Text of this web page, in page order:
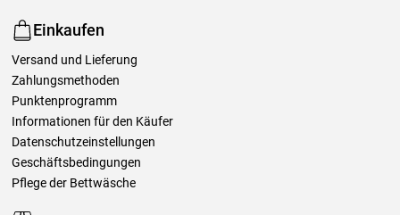
Einkaufen
Versand und Lieferung
Zahlungsmethoden
Punktenprogramm
Informationen für den Käufer
Datenschutzeinstellungen
Geschäftsbedingungen
Pflege der Bettwäsche